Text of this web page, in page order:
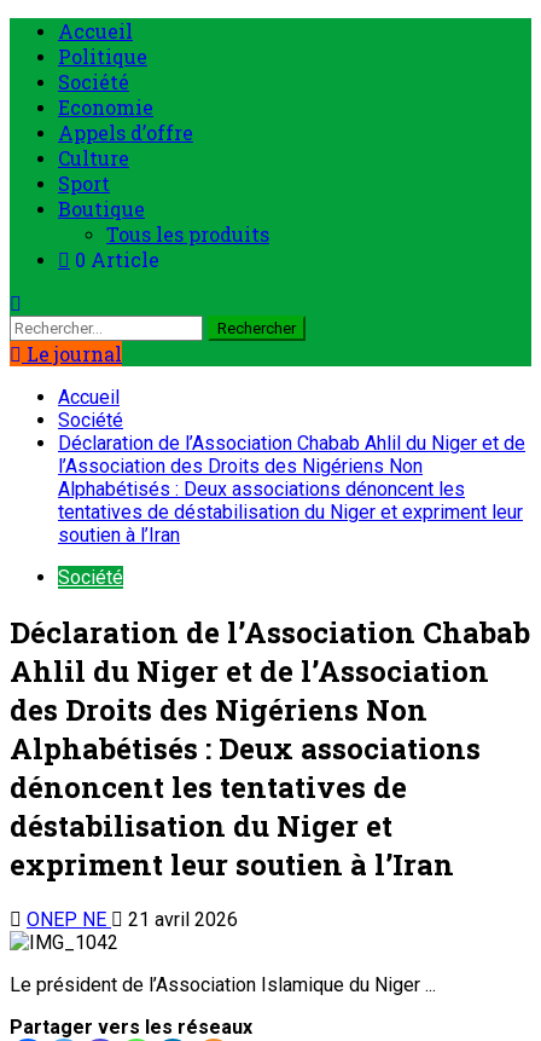
Accueil
Politique
Société
Economie
Appels d’offre
Culture
Sport
Boutique
Tous les produits
0 Article
Le journal
Accueil
Société
Déclaration de l’Association Chabab Ahlil du Niger et de
l’Association des Droits des Nigériens Non
Alphabétisés : Deux associations dénoncent les
tentatives de déstabilisation du Niger et expriment leur
soutien à l’Iran
Société
Déclaration de l’Association Chabab
Ahlil du Niger et de l’Association
des Droits des Nigériens Non
Alphabétisés : Deux associations
dénoncent les tentatives de
déstabilisation du Niger et
expriment leur soutien à l’Iran
ONEP NE 21 avril 2026
Le président de l’Association Islamique du Niger ...
Partager vers les réseaux